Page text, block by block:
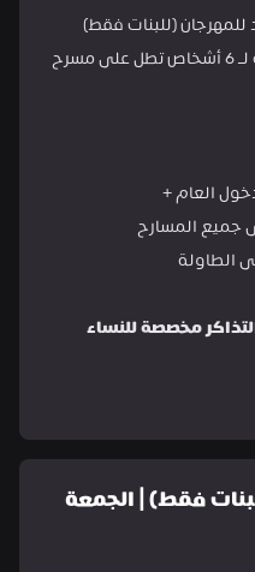
العام +
جميع المسارح
فقط) | الجمعة